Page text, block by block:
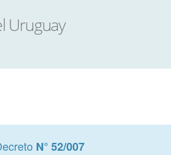
N° 52/007